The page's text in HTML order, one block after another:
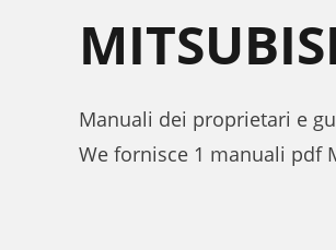
Manuali dei proprietari e
We fornisce 1 manuali pdf